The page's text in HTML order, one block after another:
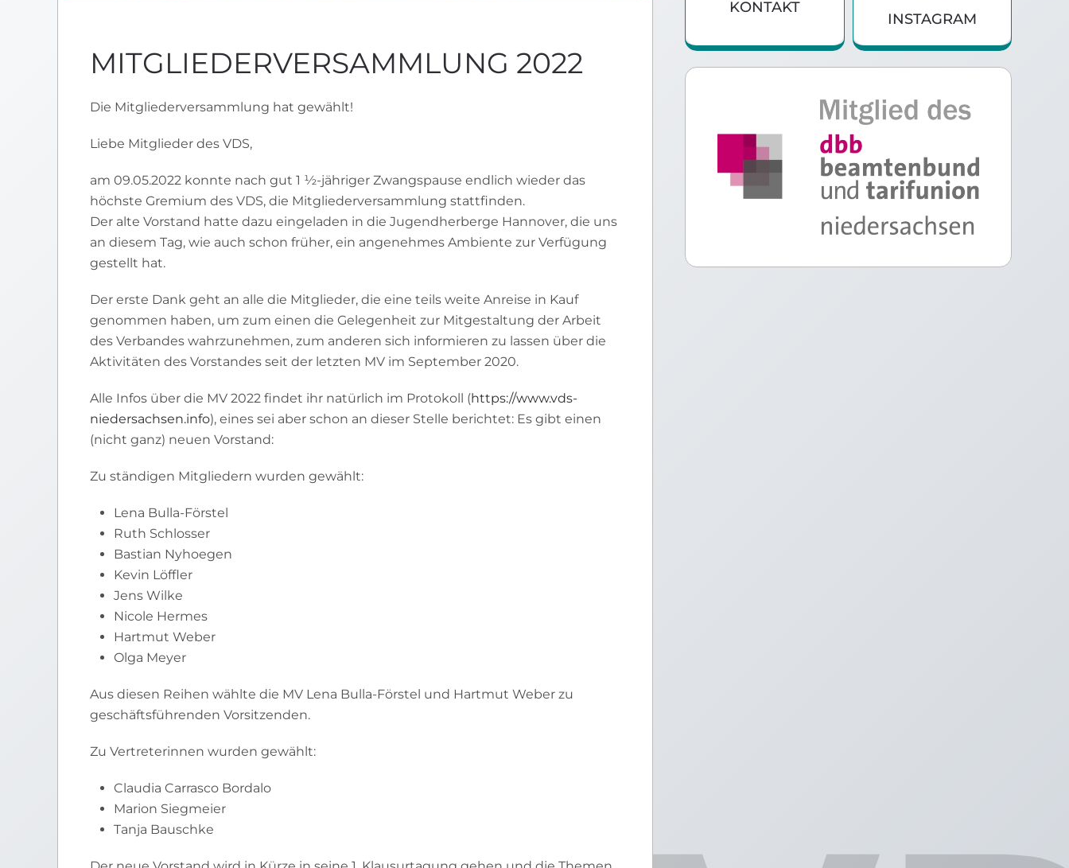
MITGLIEDERVERSAMMLUNG 2022
Die Mitgliederversammlung hat gewählt!
Liebe Mitglieder des VDS,
am 09.05.2022 konnte nach gut 1 ½-jähriger Zwangspause endlich wieder das
höchste Gremium des VDS, die Mitgliederversammlung stattfinden.
Der alte Vorstand hatte dazu eingeladen in die Jugendherberge Hannover, die uns
an diesem Tag, wie auch schon früher, ein angenehmes Ambiente zur Verfügung
gestellt hat.
Der erste Dank geht an alle die Mitglieder, die eine teils weite Anreise in Kauf
genommen haben, um zum einen die Gelegenheit zur Mitgestaltung der Arbeit
des Verbandes wahrzunehmen, zum anderen sich informieren zu lassen über die
Aktivitäten des Vorstandes seit der letzten MV im September 2020.
Alle Infos über die MV 2022 findet ihr natürlich im Protokoll (https://www.vds-
niedersachsen.info), eines sei aber schon an dieser Stelle berichtet: Es gibt einen
(nicht ganz) neuen Vorstand:
Zu ständigen Mitgliedern wurden gewählt:
Lena Bulla-Förstel
Ruth Schlosser
Bastian Nyhoegen
Kevin Löffler
Jens Wilke
Nicole Hermes
Hartmut Weber
Olga Meyer
Aus diesen Reihen wählte die MV Lena Bulla-Förstel und Hartmut Weber zu
geschäftsführenden Vorsitzenden.
Zu Vertreterinnen wurden gewählt:
Claudia Carrasco Bordalo
Marion Siegmeier
Tanja Bauschke
KONTAKT
INSTAGRAM